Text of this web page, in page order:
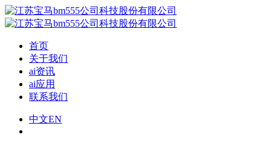
首页
关于我们
ai资讯
ai应用
联系我们
中文EN